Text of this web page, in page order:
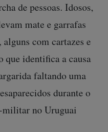
de pessoas. Idosos,
mate e garrafas
com cartazes e
que identifica a causa
faltando uma
durante o
no Uruguai